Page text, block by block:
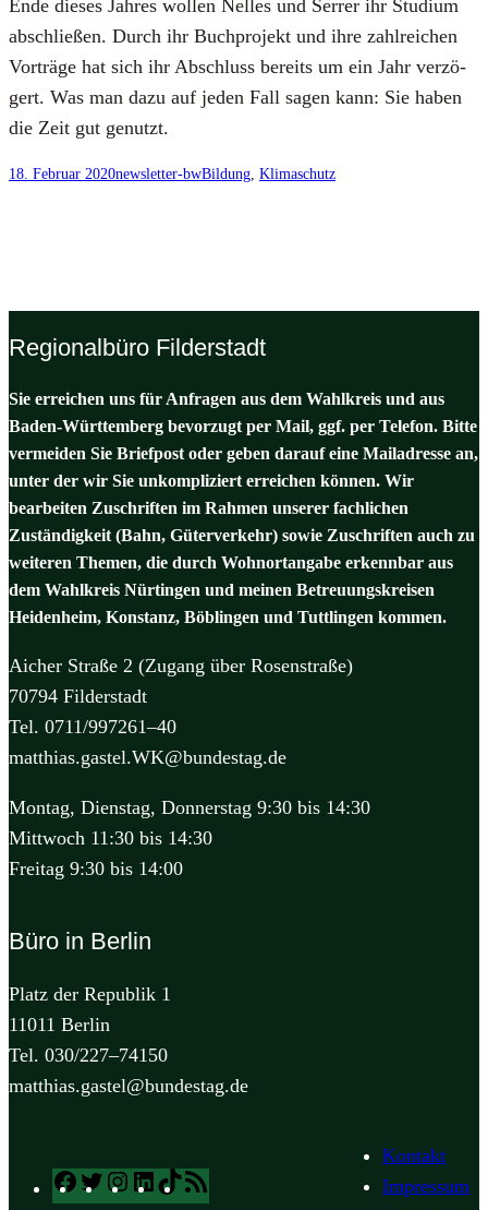
Ende die­ses Jah­res wol­len Nel­les und Ser­rer ihr Stu­di­um
abschlie­ßen. Durch ihr Buch­pro­jekt und ihre zahl­rei­chen
Vor­trä­ge hat sich ihr Abschluss bereits um ein Jahr ver­zö­
gert. Was man dazu auf jeden Fall sagen kann: Sie haben
die Zeit gut genutzt.
18. Februar 2020newsletter-bwBildung Klimaschutz
Regionalbüro Filderstadt
Sie erreichen uns für Anfragen aus dem Wahlkreis und aus
Baden-Württemberg bevorzugt per Mail, ggf. per Telefon. Bitte
vermeiden Sie Briefpost oder geben darauf eine Mailadresse an,
unter der wir Sie unkompliziert erreichen können. Wir
bearbeiten Zuschriften im Rahmen unserer fachlichen
Zuständigkeit (Bahn, Güterverkehr) sowie Zuschriften auch zu
weiteren Themen, die durch Wohnortangabe erkennbar aus
dem Wahlkreis Nürtingen und meinen Betreuungskreisen
Heidenheim, Konstanz, Böblingen und Tuttlingen kommen.
Aicher Straße 2 (Zugang über Rosenstraße)
70794 Filderstadt
Tel. 0711/997261–40
matthias.gastel.WK@bundestag.de
Montag, Dienstag, Donnerstag 9:30 bis 14:30
Mittwoch 11:30 bis 14:30
Freitag 9:30 bis 14:00
Büro in Berlin
Platz der Republik 1
11011 Berlin
Tel. 030/227–74150
matthias.gastel@bundestag.de
Facebook
TwitterInstagram
LinkedIn
TikTok
Kontakt
Impressum